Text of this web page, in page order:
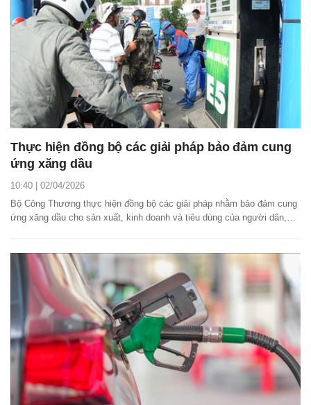
Thực hiện đồng bộ các giải pháp bảo đảm cung
ứng xăng dầu
10:40 | 02/04/2026
Bộ Công Thương thực hiện đồng bộ các giải pháp nhằm bảo đảm cung
ứng xăng dầu cho sản xuất, kinh doanh và tiêu dùng của người dân,